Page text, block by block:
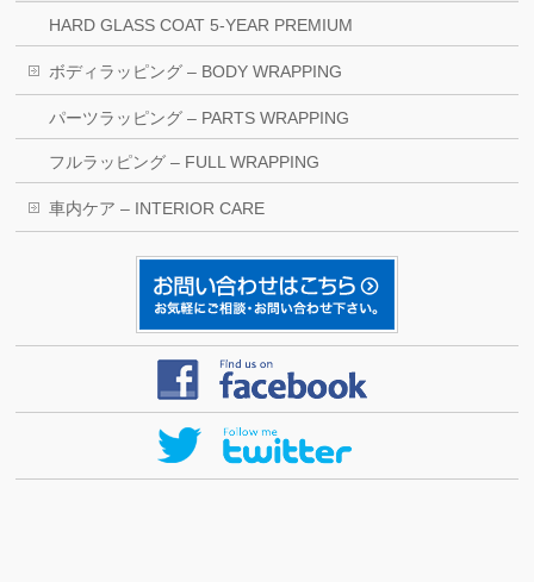
HARD GLASS COAT 5-YEAR PREMIUM
ボディラッピング – BODY WRAPPING
パーツラッピング – PARTS WRAPPING
フルラッピング – FULL WRAPPING
車内ケア – INTERIOR CARE